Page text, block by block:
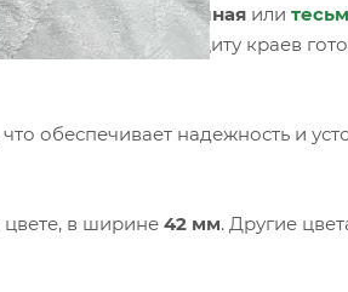
Лента окантовочная или
обеспечивая защиту краев
обеспечивает надежность и
в ширине 42 мм. Другие